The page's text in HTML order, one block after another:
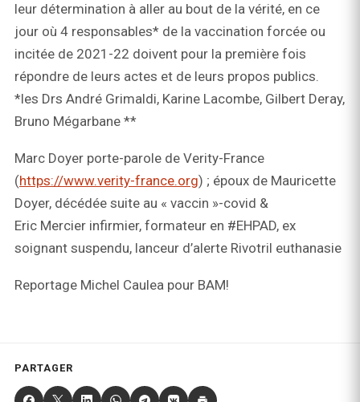
leur détermination à aller au bout de la vérité, en ce
jour où 4 responsables* de la vaccination forcée ou
incitée de 2021-22 doivent pour la première fois
répondre de leurs actes et de leurs propos publics.
*les Drs André Grimaldi, Karine Lacombe, Gilbert Deray,
Bruno Mégarbane **
Marc Doyer porte-parole de Verity-France
(https://www.verity-france.org) ; époux de Mauricette
Doyer, décédée suite au « vaccin »-covid &
Eric Mercier infirmier, formateur en #EHPAD, ex
soignant suspendu, lanceur d’alerte Rivotril euthanasie
Reportage Michel Caulea pour BAM!
PARTAGER